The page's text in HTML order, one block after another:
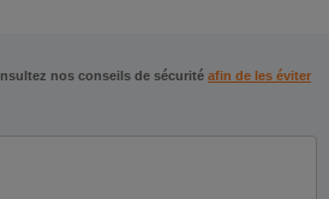
nos conseils de sécurité afin de les éviter